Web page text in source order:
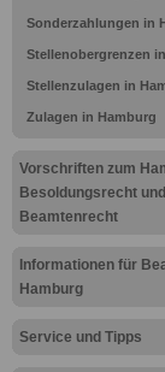
Sonderzahlungen in
Stellenobergrenzen
Stellenzulagen in
Zulagen in Hamburg
Vorschriften zum
Besoldungsrecht und
Beamtenrecht
Informationen für
Hamburg
Service und Tipps